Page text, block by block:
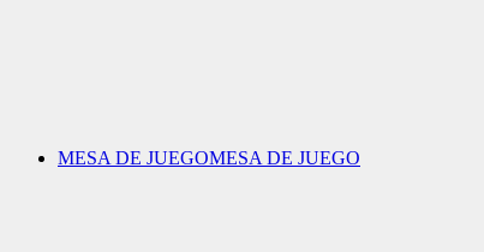
MESA DE JUEGOMESA DE JUEGO